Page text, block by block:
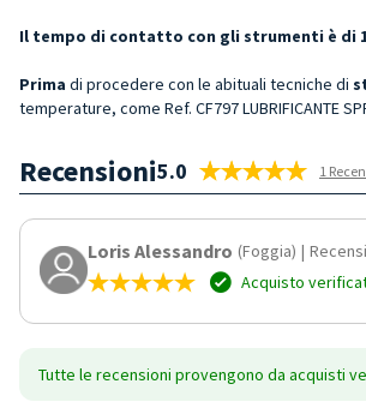
Il tempo di contatto con gli strumenti è di
Prima di procedere con le abituali tecniche di
temperature, come Ref. CF797 LUBRIFICANTE
Recensioni5.0 1
Loris Alessandro (Foggia) |
Acquisto
Tutte le recensioni provengono da acquisti